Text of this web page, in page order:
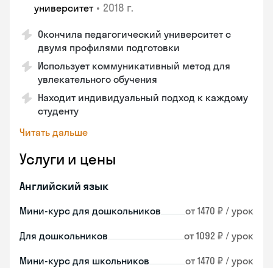
университет • 2018 г.
Окончила педагогический университет с
двумя профилями подготовки
Использует коммуникативный метод для
увлекательного обучения
Находит индивидуальный подход к каждому
студенту
Читать дальше
Услуги и цены
Английский язык
Мини-курс для дошкольников от 1470 ₽ / урок
Для дошкольников от 1092 ₽ / урок
Мини-курс для школьников от 1470 ₽ / урок